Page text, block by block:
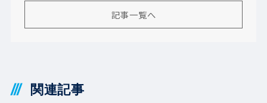
記事一覧へ
関連記事